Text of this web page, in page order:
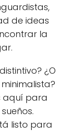
de ideas
la
¿O
aquí para
listo para